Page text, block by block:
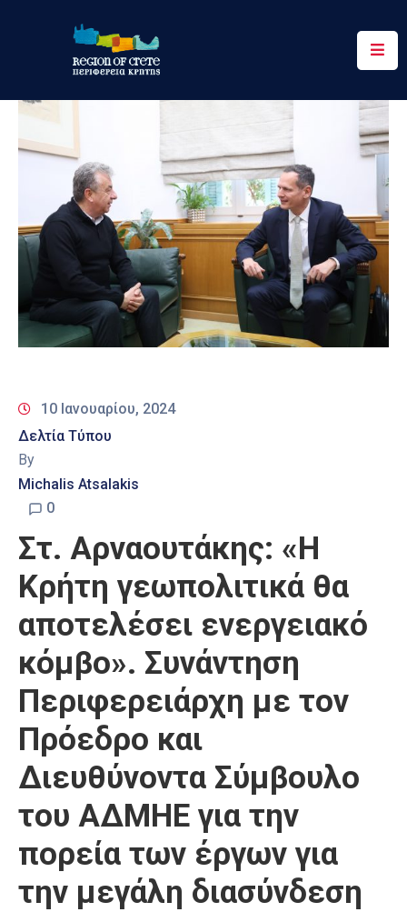
Περιφέρεια
Ενημέρωση
Έργα
Δράσεις
Ψηφιακές
Υπηρεσίες
Επικοινωνία
10 Ιανουαρίου, 2024
Δελτία Τύπου
By
Michalis Atsalakis
0
Στ. Αρναουτάκης: «Η
Κρήτη γεωπολιτικά θα
αποτελέσει ενεργειακό
κόμβο». Συνάντηση
Περιφερειάρχη με τον
Πρόεδρο και
Διευθύνοντα Σύμβουλο
του ΑΔΜΗΕ για την
πορεία των έργων για
την μεγάλη διασύνδεση